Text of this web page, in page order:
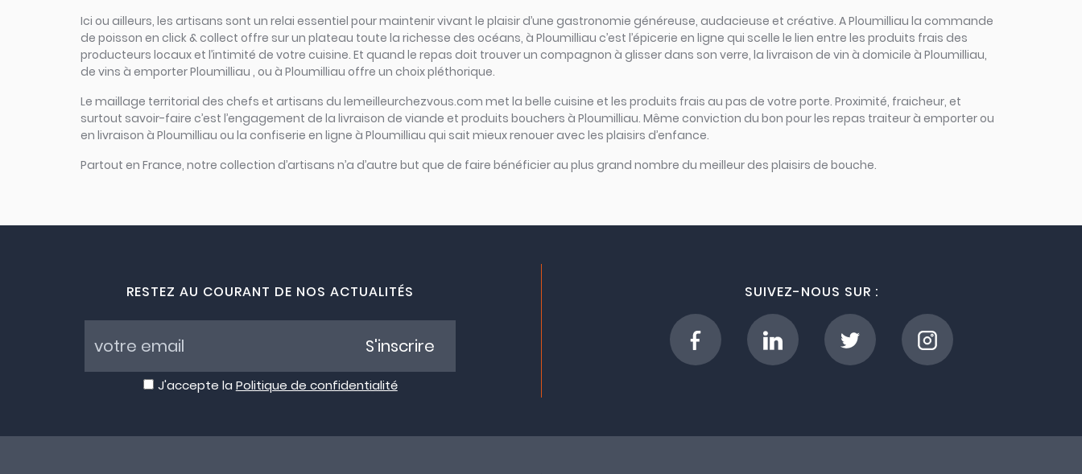
Ici ou ailleurs, les artisans sont un relai essentiel pour maintenir vivant le plaisir d’une gastronomie généreuse, audacieuse et créative. A Ploumilliau la commande
de poisson en click & collect offre sur un plateau toute la richesse des océans, à Ploumilliau c’est l’épicerie en ligne qui scelle le lien entre les produits frais des
producteurs locaux et l’intimité de votre cuisine. Et quand le repas doit trouver un compagnon à glisser dans son verre, la livraison de vin à domicile à Ploumilliau,
de vins à emporter Ploumilliau , ou à Ploumilliau offre un choix pléthorique.
Le maillage territorial des chefs et artisans du lemeilleurchezvous.com met la belle cuisine et les produits frais au pas de votre porte. Proximité, fraicheur, et
surtout savoir-faire c’est l’engagement de la livraison de viande et produits bouchers à Ploumilliau. Même conviction du bon pour les repas traiteur à emporter ou
en livraison à Ploumilliau ou la confiserie en ligne à Ploumilliau qui sait mieux renouer avec les plaisirs d’enfance.
Partout en France, notre collection d’artisans n’a d’autre but que de faire bénéficier au plus grand nombre du meilleur des plaisirs de bouche.
RESTEZ AU COURANT DE NOS ACTUALITÉS
J'accepte la Politique de confidentialité
S'inscrire
SUIVEZ-NOUS SUR :